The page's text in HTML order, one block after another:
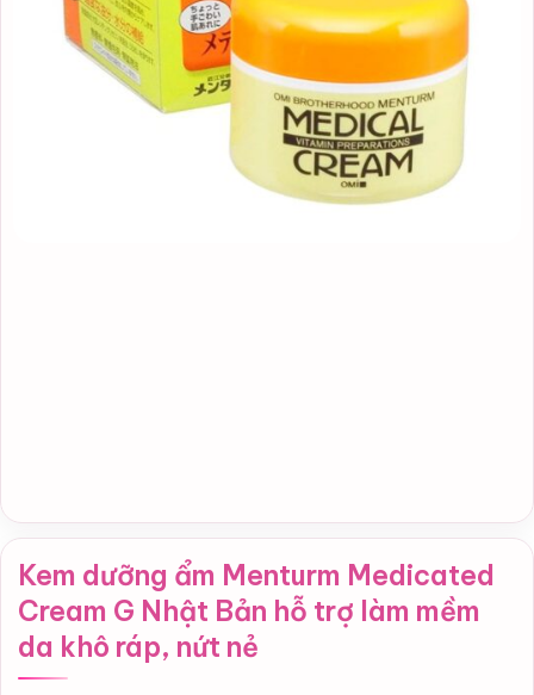
Kem dưỡng ẩm Menturm Medicated
Cream G Nhật Bản hỗ trợ làm mềm
da khô ráp, nứt nẻ